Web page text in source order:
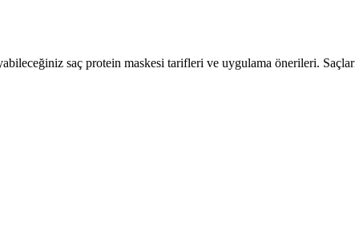
saç protein maskesi tarifleri ve uygulama önerileri.